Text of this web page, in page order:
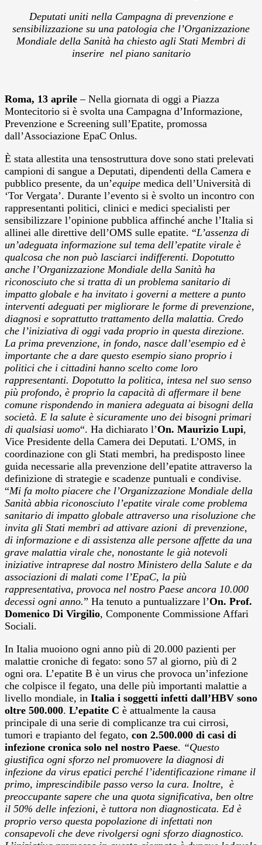
Deputati uniti nella Campagna di prevenzione e
sensibilizzazione su una patologia che l’Organizzazione
Mondiale della Sanità ha chiesto agli Stati Membri di
inserire nel piano sanitario
Roma, 13 aprile – Nella giornata di oggi a Piazza
Montecitorio si è svolta una Campagna d’Informazione,
Prevenzione e Screening sull’Epatite, promossa
dall’Associazione EpaC Onlus.
È stata allestita una tensostruttura dove sono stati prelevati
campioni di sangue a Deputati, dipendenti della Camera e
pubblico presente, da un’equipe medica dell’Università di
‘Tor Vergata’. Durante l’evento si è svolto un incontro con
rappresentanti politici, clinici e medici specialisti per
sensibilizzare l’opinione pubblica affinché anche l’Italia si
allinei alle direttive dell’OMS sulle epatite. “L’assenza di
un’adeguata informazione sul tema dell’epatite virale è
qualcosa che non può lasciarci indifferenti. Dopotutto
anche l’Organizzazione Mondiale della Sanità ha
riconosciuto che si tratta di un problema sanitario di
impatto globale e ha invitato i governi a mettere a punto
interventi adeguati per migliorare le forme di prevenzione,
diagnosi e soprattutto trattamento della malattia. Credo
che l’iniziativa di oggi vada proprio in questa direzione.
La prima prevenzione, in fondo, nasce dall’esempio ed è
importante che a dare questo esempio siano proprio i
politici che i cittadini hanno scelto come loro
rappresentanti. Dopotutto la politica, intesa nel suo senso
più profondo, è proprio la capacità di affermare il bene
comune rispondendo in maniera adeguata ai bisogni della
società. E la salute è sicuramente uno dei bisogni primari
di qualsiasi uomo“. Ha dichiarato l’On. Maurizio Lupi,
Vice Presidente della Camera dei Deputati. L’OMS, in
coordinazione con gli Stati membri, ha predisposto linee
guida necessarie alla prevenzione dell’epatite attraverso la
definizione di strategie e scadenze puntuali e condivise.
“Mi fa molto piacere che l’Organizzazione Mondiale della
Sanità abbia riconosciuto l’epatite virale come problema
sanitario di impatto globale attraverso una risoluzione che
invita gli Stati membri ad attivare azioni di prevenzione,
di informazione e di assistenza alle persone affette da una
grave malattia virale che, nonostante le già notevoli
iniziative intraprese dal nostro Ministero della Salute e da
associazioni di malati come l’EpaC, la più
rappresentativa, provoca nel nostro Paese ancora 10.000
decessi ogni anno.” Ha tenuto a puntualizzare l’On. Prof.
Domenico Di Virgilio, Componente Commissione Affari
Sociali.
In Italia muoiono ogni anno più di 20.000 pazienti per
malattie croniche di fegato: sono 57 al giorno, più di 2
ogni ora. L’epatite B è un virus che provoca un’infezione
che colpisce il fegato, una delle più importanti malattie a
livello mondiale, in Italia i soggetti infetti dall’HBV sono
oltre 500.000. L’epatite C è attualmente la causa
principale di una serie di complicanze tra cui cirrosi,
tumori e trapianto del fegato, con 2.500.000 di casi di
infezione cronica solo nel nostro Paese. “Questo
giustifica ogni sforzo nel promuovere la diagnosi di
infezione da virus epatici perché l’identificazione rimane il
primo, imprescindibile passo verso la cura. Inoltre, è
preoccupante sapere che una quota significativa, ben oltre
il 50% delle infezioni, è tuttora non diagnosticata. Ed è
proprio verso questa popolazione di infettati non
consapevoli che deve rivolgersi ogni sforzo diagnostico.